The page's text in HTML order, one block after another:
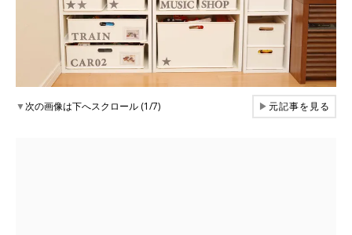
▼次の画像は下へスクロール (1/7) ▶元記事を見る